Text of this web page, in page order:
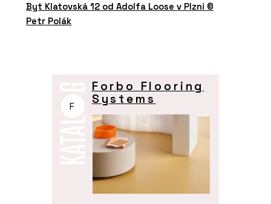
Byt Klatovská 12 od Adolfa Loose v Plzni ©
Petr Polák
F
Forbo Flooring
Systems